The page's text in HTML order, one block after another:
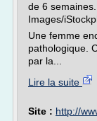
de 6
Images/
Une femme
pathologique.
par la...
Lire la suite
Site : http://